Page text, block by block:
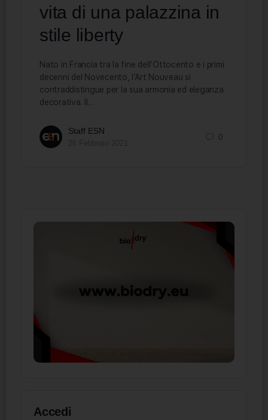
vita di una palazzina in
stile liberty
Nato in Francia tra la fine dell’Ottocento e i primi
decenni del Novecento, l’Art Nouveau si
contraddistingue per la sua armonia ed eleganza
decorativa. Il…
Staff ESN
0
Accedi